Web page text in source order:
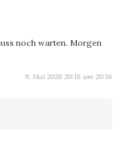
noch warten. Morgen
9. Mai 2026 20:16 um 20:16